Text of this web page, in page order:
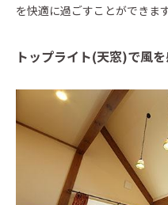
を快適に過ごすことができます
トップライト(天窓)で風